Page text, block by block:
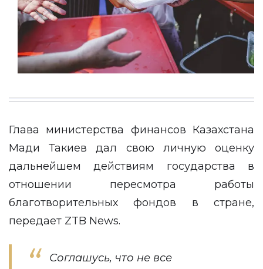
Глава министерства финансов Казахстана
Мади Такиев дал свою личную оценку
дальнейшем действиям государства в
отношении пересмотра работы
благотворительных фондов в стране,
передает ZTB News.
Соглашусь, что не все